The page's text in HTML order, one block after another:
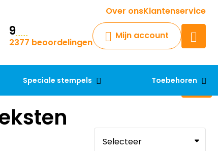
Over onsKlantenservice
9
2377 beoordelingen
Mijn account
Speciale stempels Toebehoren
Krijg een antwoord op uw vraag
Chatbot
Chat 24/7 met onze chatbot
Contact